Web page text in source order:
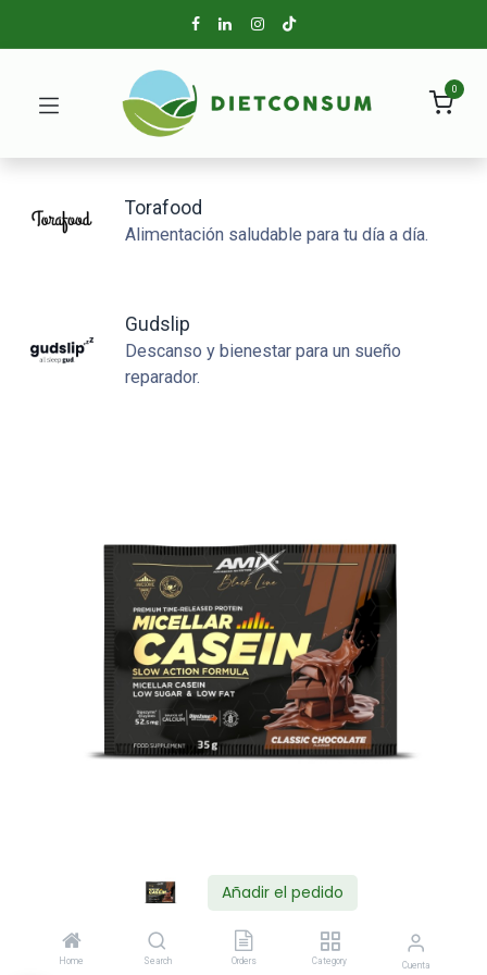
Añadir el pedido
Home Search Orders Category Cuenta
0
Torafood
Alimentación saludable para tu día a día.
Gudslip
Descanso y bienestar para un sueño
reparador.
Shop